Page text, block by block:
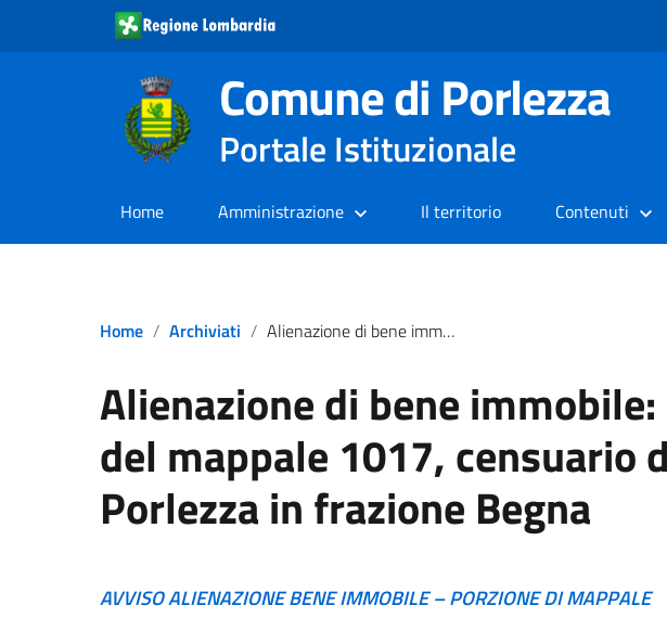
Comune di Porlezza
Portale Istituzionale
Home Amministrazione Il territorio Contenuti
Home Archiviati Alienazione di bene immobile: porzione del mappale 1017, censuario di Porlezza in frazione Begna
Alienazione di bene
del mappale 1017, censuario
Porlezza in frazione Begna
AVVISO ALIENAZIONE BENE IMMOBILE – PORZIONE DI MAPPALE